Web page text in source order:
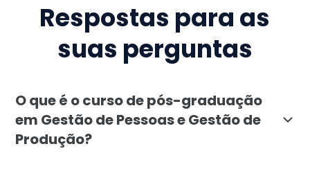
Respostas para as
suas perguntas
O que é o curso de pós-graduação
em Gestão de Pessoas e Gestão de
Produção?